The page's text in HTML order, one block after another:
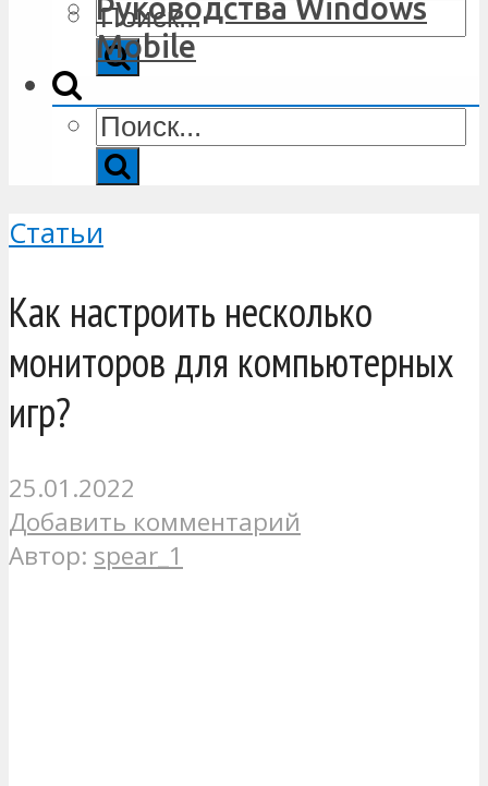
Руководства Windows
Mobile
Статьи
Как настроить несколько
мониторов для компьютерных
игр?
25.01.2022
Добавить комментарий
Автор: spear_1